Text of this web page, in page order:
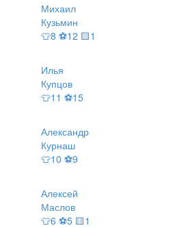
Михаил
Кузьмин
👕8 ⚽12 🟨1
Илья
Купцов
👕11 ⚽15
Александр
Курнаш
👕10 ⚽9
Алексей
Маслов
👕6 ⚽5 🟨1